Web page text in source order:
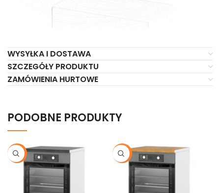
WYSYŁKA I DOSTAWA
SZCZEGÓŁY PRODUKTU
ZAMÓWIENIA HURTOWE
PODOBNE PRODUKTY
-21% -21%